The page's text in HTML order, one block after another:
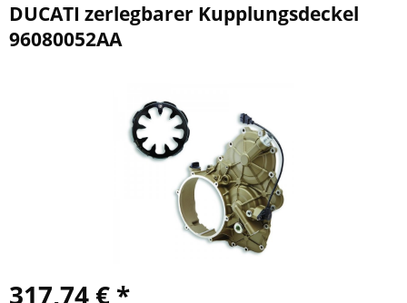
DUCATI zerlegbarer Kupplungsdeckel
96080052AA
317,74 € *